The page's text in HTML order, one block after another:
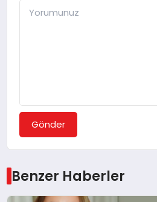
Gönder
Benzer Haberler